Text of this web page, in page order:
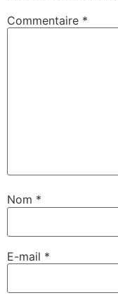
Commentaire *
Nom *
E-mail *